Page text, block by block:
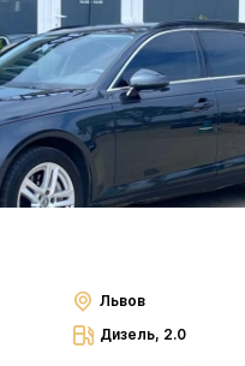
Львов
Дизель, 2.0